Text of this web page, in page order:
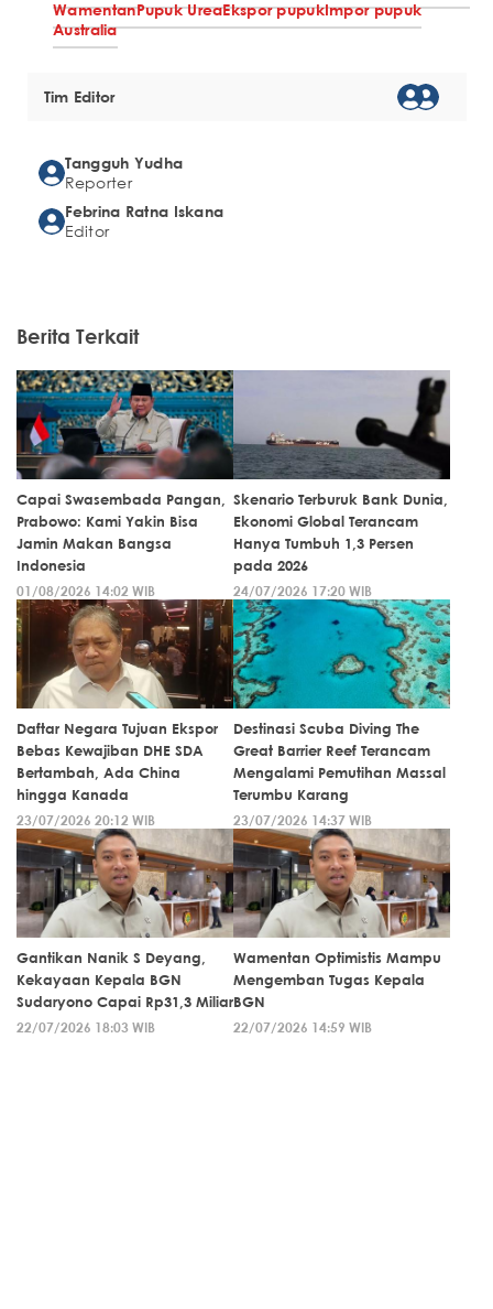
WamentanPupuk UreaEkspor pupukImpor pupuk
Australia
Tim Editor
Tangguh Yudha
Reporter
Febrina Ratna Iskana
Editor
Berita Terkait
Capai Swasembada Pangan,
Prabowo: Kami Yakin Bisa
Jamin Makan Bangsa
Indonesia
01/08/2026 14:02 WIB
Skenario Terburuk Bank Dunia,
Ekonomi Global Terancam
Hanya Tumbuh 1,3 Persen
pada 2026
24/07/2026 17:20 WIB
Daftar Negara Tujuan Ekspor
Bebas Kewajiban DHE SDA
Bertambah, Ada China
hingga Kanada
23/07/2026 20:12 WIB
Destinasi Scuba Diving The
Great Barrier Reef Terancam
Mengalami Pemutihan Massal
Terumbu Karang
23/07/2026 14:37 WIB
Gantikan Nanik S Deyang,
Kekayaan Kepala BGN
Sudaryono Capai Rp31,3 Miliar
22/07/2026 18:03 WIB
Wamentan Optimistis Mampu
Mengemban Tugas Kepala
BGN
22/07/2026 14:59 WIB